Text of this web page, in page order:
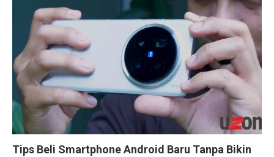
Tips Beli Smartphone Android Baru Tanpa Bikin